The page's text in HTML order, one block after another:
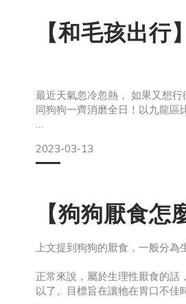
【和毛孩出
最近天氣忽冷忽熱， 如果又想
同狗狗一齊消磨全日！以九龍區
有限時嘅寵物品牌Pop Up Store
2023-03-13
【狗狗厭食
上文提到狗狗的厭食，一般分為
正常來說，屬於生理性厭食的話
以了。目標旨在讓牠在胃口不佳